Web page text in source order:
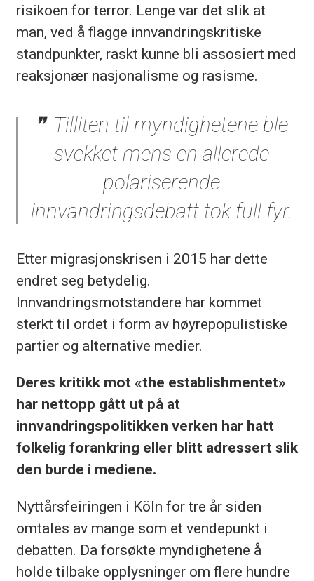
risikoen for terror. Lenge var det slik at
man, ved å flagge innvandringskritiske
standpunkter, raskt kunne bli assosiert med
reaksjonær nasjonalisme og rasisme.
Tilliten til myndighetene ble
svekket mens en allerede
polariserende
innvandringsdebatt tok full fyr.
Etter migrasjonskrisen i 2015 har dette
endret seg betydelig.
Innvandringsmotstandere har kommet
sterkt til ordet i form av høyrepopulistiske
partier og alternative medier.
Deres kritikk mot «the establishmentet»
har nettopp gått ut på at
innvandringspolitikken verken har hatt
folkelig forankring eller blitt adressert slik
den burde i mediene.
Nyttårsfeiringen i Köln for tre år siden
omtales av mange som et vendepunkt i
debatten. Da forsøkte myndighetene å
holde tilbake opplysninger om flere hundre